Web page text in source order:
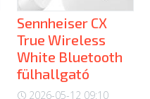
Sennheiser CX
True Wireless
White Bluetooth
fülhallgató
2026-05-12 09:10